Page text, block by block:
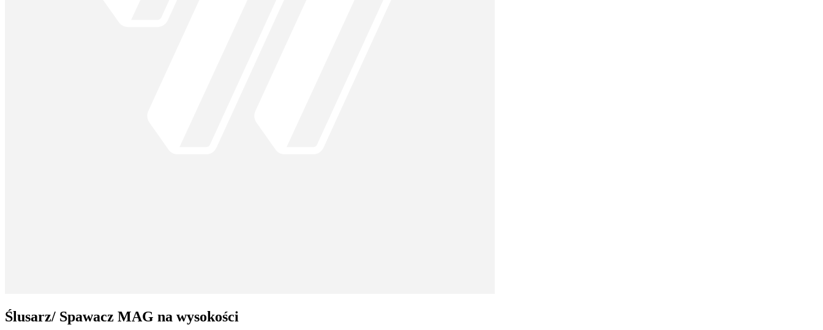
Ślusarz/ Spawacz MAG na wysokości